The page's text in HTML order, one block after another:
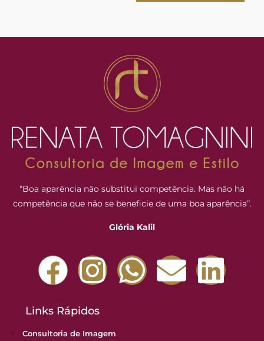
“Boa aparência não substitui competência. Mas não há
competência que não se beneficie de uma boa aparência”.
Glória Kalil
Links Rápidos
Consultoria de Imagem